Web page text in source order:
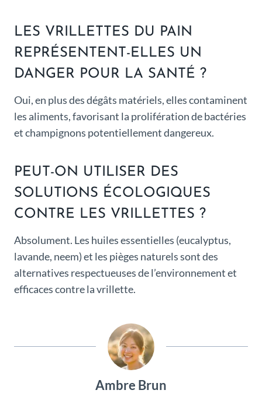
LES VRILLETTES DU PAIN
REPRÉSENTENT-ELLES UN
DANGER POUR LA SANTÉ ?
Oui, en plus des dégâts matériels, elles contaminent
les aliments, favorisant la prolifération de bactéries
et champignons potentiellement dangereux.
PEUT-ON UTILISER DES
SOLUTIONS ÉCOLOGIQUES
CONTRE LES VRILLETTES ?
Absolument. Les huiles essentielles (eucalyptus,
lavande, neem) et les pièges naturels sont des
alternatives respectueuses de l’environnement et
efficaces contre la vrillette.
Ambre Brun